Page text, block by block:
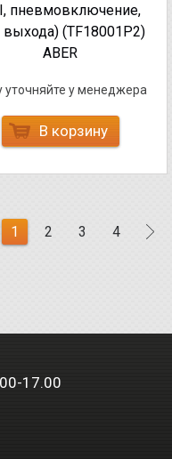
пневмовключение,
выхода) (TF18001P2)
ABER
уточняйте у менеджера
В корзину
1 2 3 4
17.00